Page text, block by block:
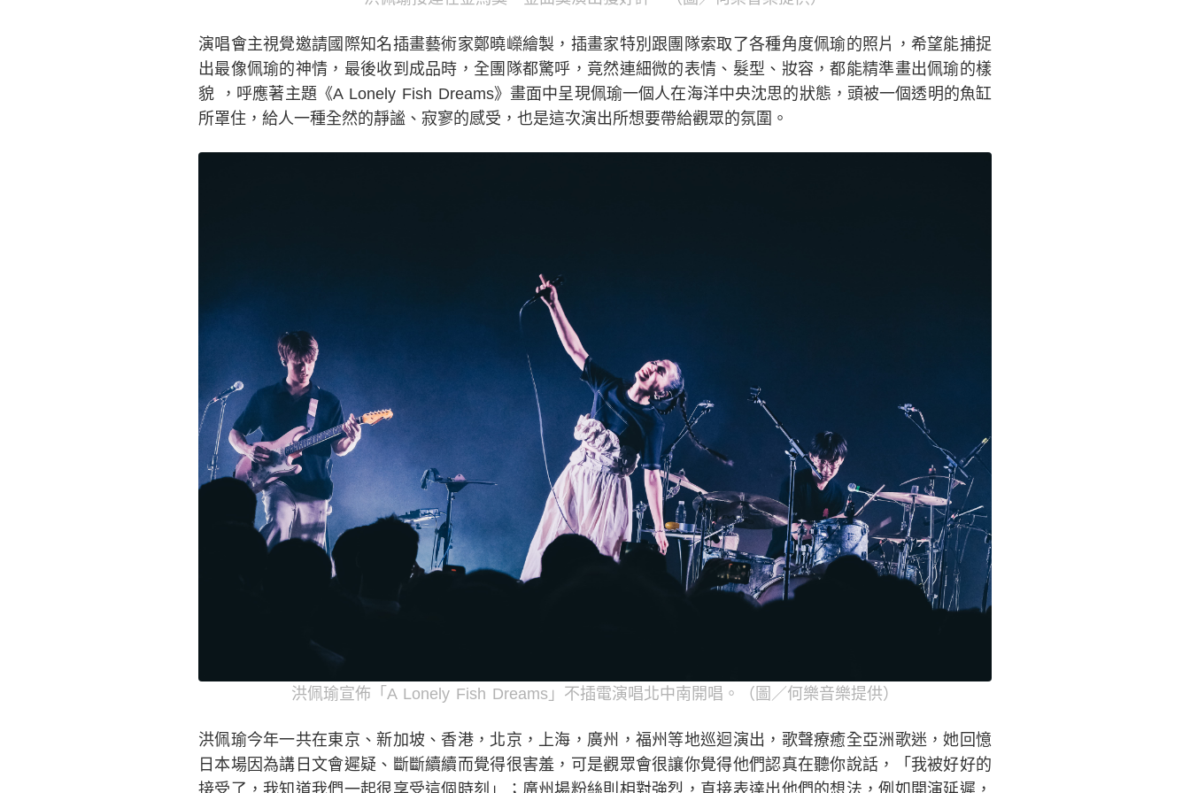
演唱會主視覺邀請國際知名插畫藝術家鄭曉嶸繪製，插畫家特別跟團隊索取了各種角度佩瑜的照片，希望能捕捉
出最像佩瑜的神情，最後收到成品時，全團隊都驚呼，竟然連細微的表情、髮型、妝容，都能精準畫出佩瑜的樣
貌 ，呼應著主題《A Lonely Fish Dreams》畫面中呈現佩瑜一個人在海洋中央沈思的狀態，頭被一個透明的魚缸
所罩住，給人一種全然的靜謐、寂寥的感受，也是這次演出所想要帶給觀眾的氛圍。
洪佩瑜宣佈「A Lonely Fish Dreams」不插電演唱北中南開唱。（圖／何樂音樂提供）
洪佩瑜今年一共在東京、新加坡、香港，北京，上海，廣州，福州等地巡迴演出，歌聲療癒全亞洲歌迷，她回憶
日本場因為講日文會遲疑、斷斷續續而覺得很害羞，可是觀眾會很讓你覺得他們認真在聽你說話，「我被好好的
接受了，我知道我們一起很享受這個時刻」；廣州場粉絲則相對強烈，直接表達出他們的想法，例如開演延遲，